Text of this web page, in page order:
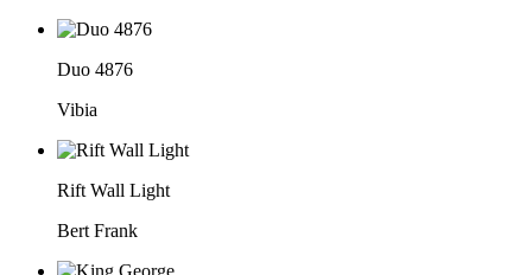
Duo 4876
Vibia
Rift Wall Light
Bert Frank